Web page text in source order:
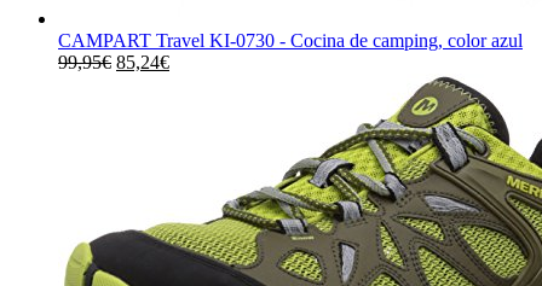
CAMPART Travel KI-0730 - Cocina de camping, color azul
99,95€ El
85,24€El